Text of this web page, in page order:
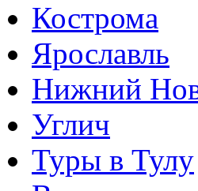
Кострома
Ярославль
Нижний
Углич
Туры в Тулу